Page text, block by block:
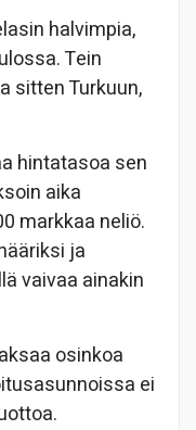
halvimpia,
Tein
sitten Turkuun,
hintatasoa sen
aika
markkaa neliö.
ja
vaivaa ainakin
osinkoa
ei